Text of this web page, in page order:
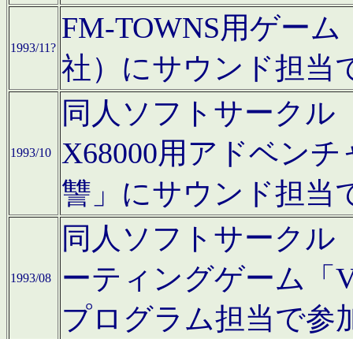
1993/11?
FM-TOWNS用ゲー
社）にサウンド担当
1993/10
同人ソフトサークル
X68000用アドベン
讐」にサウンド担当
1993/08
同人ソフトサークル
ーティングゲーム「
プログラム担当で参